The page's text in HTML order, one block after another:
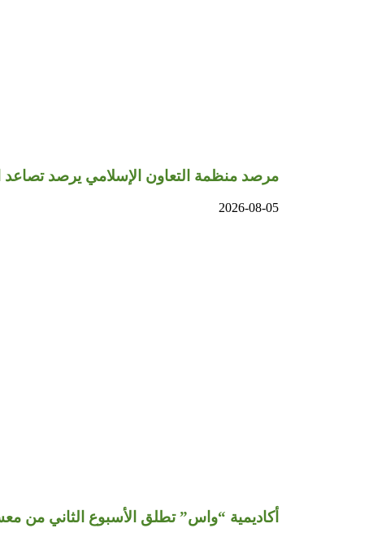
مرصد منظمة التعاون الإسلامي يرصد تصاعد
2026-08-05
أكاديمية “واس” تطلق الأسبوع الثاني من